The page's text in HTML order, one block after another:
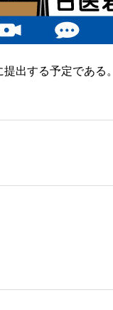
出する予定である。